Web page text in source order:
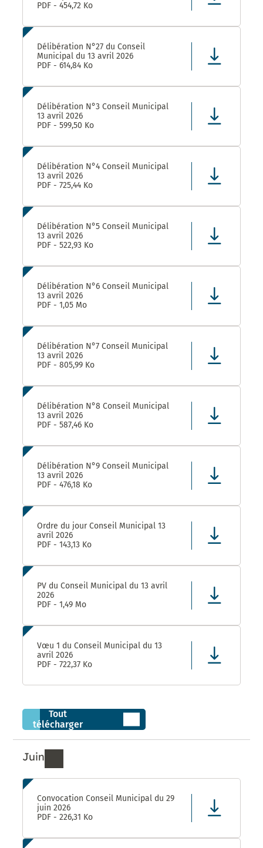
PDF - 454,72 Ko
Délibération N°27 du Conseil
Municipal du 13 avril 2026
PDF - 614,84 Ko
Délibération N°3 Conseil Municipal
13 avril 2026
PDF - 599,50 Ko
Délibération N°4 Conseil Municipal
13 avril 2026
PDF - 725,44 Ko
Délibération N°5 Conseil Municipal
13 avril 2026
PDF - 522,93 Ko
Délibération N°6 Conseil Municipal
13 avril 2026
PDF - 1,05 Mo
Délibération N°7 Conseil Municipal
13 avril 2026
PDF - 805,99 Ko
Délibération N°8 Conseil Municipal
13 avril 2026
PDF - 587,46 Ko
Délibération N°9 Conseil Municipal
13 avril 2026
PDF - 476,18 Ko
Ordre du jour Conseil Municipal 13
avril 2026
PDF - 143,13 Ko
PV du Conseil Municipal du 13 avril
2026
PDF - 1,49 Mo
Vœu 1 du Conseil Municipal du 13
avril 2026
PDF - 722,37 Ko
Tout
télécharger
Juin
Ressources de Juin 2026
Convocation Conseil Municipal du 29
juin 2026
PDF - 226,31 Ko